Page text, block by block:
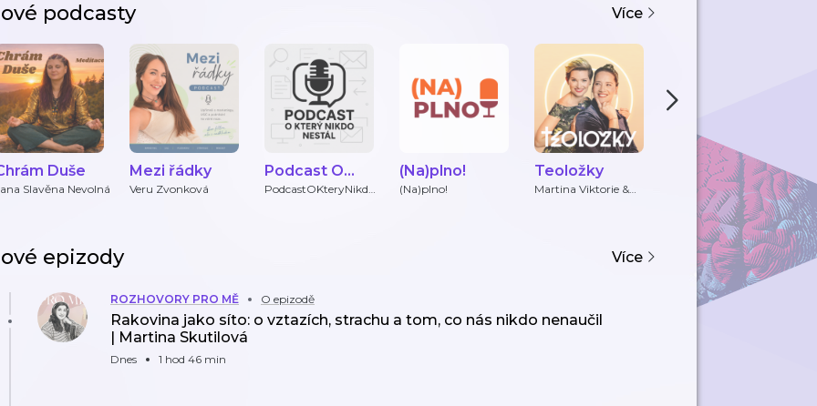
podcasty Více
Duše
Slavěna Nevolná
Mezi řádky
Veru Zvonková
Podcast O
Který Nikdo
PodcastOKteryNikdo
(Na)plno!
(Na)plno!
Teoložky
Martina Viktorie &
Zorya Blue:
podcastová
série o
sebevědomí
NAPLNO
Zorya Blue
epizody Více
ROZHOVORY PRO MĚ O epizodě
Rakovina jako síto: o vztazích, strachu a tom, co nás nikdo nenaučil
| Martina Skutilová
Dnes 1 hod 46 min